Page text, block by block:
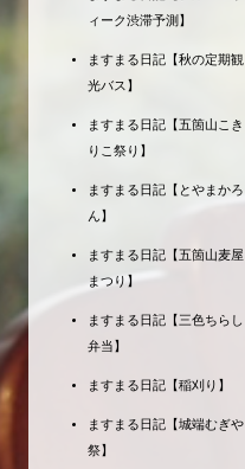
ィーク渋滞予測】
ますまる日記【秋の定期観
光バス】
ますまる日記【五箇山こき
りこ祭り】
ますまる日記【とやまかろ
ん】
ますまる日記【五箇山麦屋
まつり】
ますまる日記【三色ちらし
弁当】
ますまる日記【稲刈り】
ますまる日記【城端むぎや
祭】